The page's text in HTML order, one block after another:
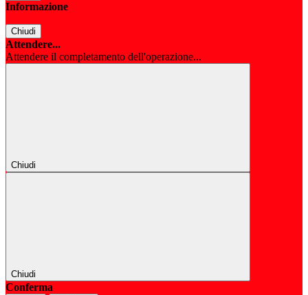
Informazione
Chiudi
Attendere...
Attendere il completamento dell'operazione...
Chiudi
Chiudi
Conferma